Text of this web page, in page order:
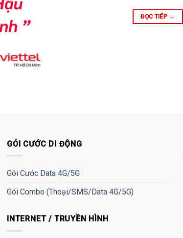
ĐỌC TIẾP →
GÓI CƯỚC DI ĐỘNG
Gói Cước Data 4G/5G
Gói Combo (Thoại/SMS/Data 4G/5G)
INTERNET / TRUYỀN HÌNH